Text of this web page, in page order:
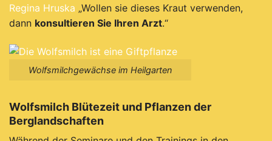
Regina Hruska „Wollen sie dieses Kraut verwenden,
dann konsultieren Sie Ihren Arzt.“
Wolfsmilchgewächse im Heilgarten
Wolfsmilch Blütezeit und Pflanzen der
Berglandschaften